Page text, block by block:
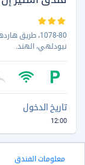
نيودلهي، الهند.
تاريخ الدخول
12:00
معلومات الفندق